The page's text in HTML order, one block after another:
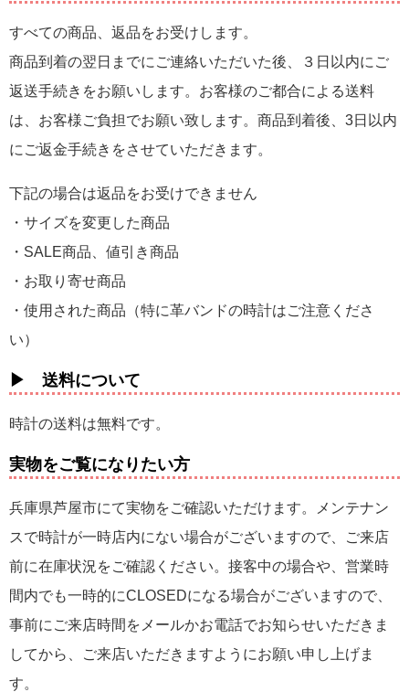
すべての商品、返品をお受けします。
商品到着の翌日までにご連絡いただいた後、３日以内にご
返送手続きをお願いします。お客様のご都合による送料
は、お客様ご負担でお願い致します。商品到着後、3日以内
にご返金手続きをさせていただきます。
下記の場合は返品をお受けできません
・サイズを変更した商品
・SALE商品、値引き商品
・お取り寄せ商品
・使用された商品（特に革バンドの時計はご注意くださ
い）
▶ 送料について
時計の送料は無料です。
実物をご覧になりたい方
兵庫県芦屋市にて実物をご確認いただけます。メンテナン
スで時計が一時店内にない場合がございますので、ご来店
前に在庫状況をご確認ください。接客中の場合や、営業時
間内でも一時的にCLOSEDになる場合がございますので、
事前にご来店時間をメールかお電話でお知らせいただきま
してから、ご来店いただきますようにお願い申し上げま
す。